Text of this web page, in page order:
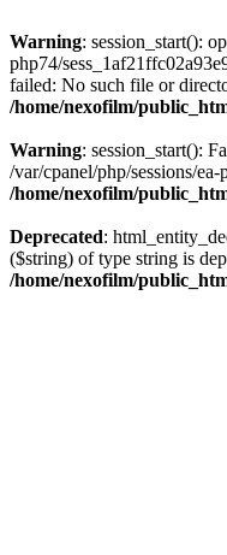
Warning: session_start():
php74/
failed: No such file or
/home/nexofilm/
Warning: session_start():
/var/cpanel/php/sessions/ea-
/home/nexofilm/
Deprecated:
($string) of type string is
/home/nexofilm/